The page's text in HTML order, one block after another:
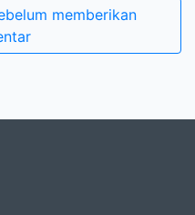
memberikan